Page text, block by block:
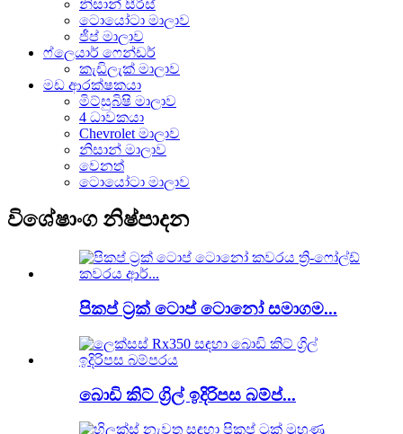
නිසාන් සීරීස්
ටොයෝටා මාලාව
ජීප් මාලාව
ෆ්ලෙයාර් ෆෙන්ඩර්
කැඩිලැක් මාලාව
මඩ ආරක්ෂකයා
මිට්සුබිෂි මාලාව
4 ධාවකයා
Chevrolet මාලාව
නිසාන් මාලාව
වෙනත්
ටොයෝටා මාලාව
විශේෂාංග නිෂ්පාදන
පිකප් ට්‍රක් ටොප් ටොනෝ සමාගම...
බොඩි කිට් ග්‍රිල් ඉදිරිපස බම්ප්...